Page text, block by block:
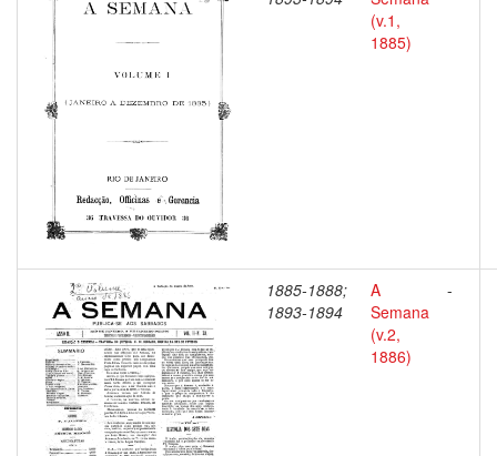
(v.1,
1885)
1885-1888;
1893-1894
A
Semana
(v.2,
1886)
-